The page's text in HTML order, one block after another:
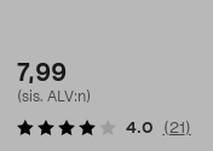
7,99
(sis. ALV:n)
4.0 ( 21 )